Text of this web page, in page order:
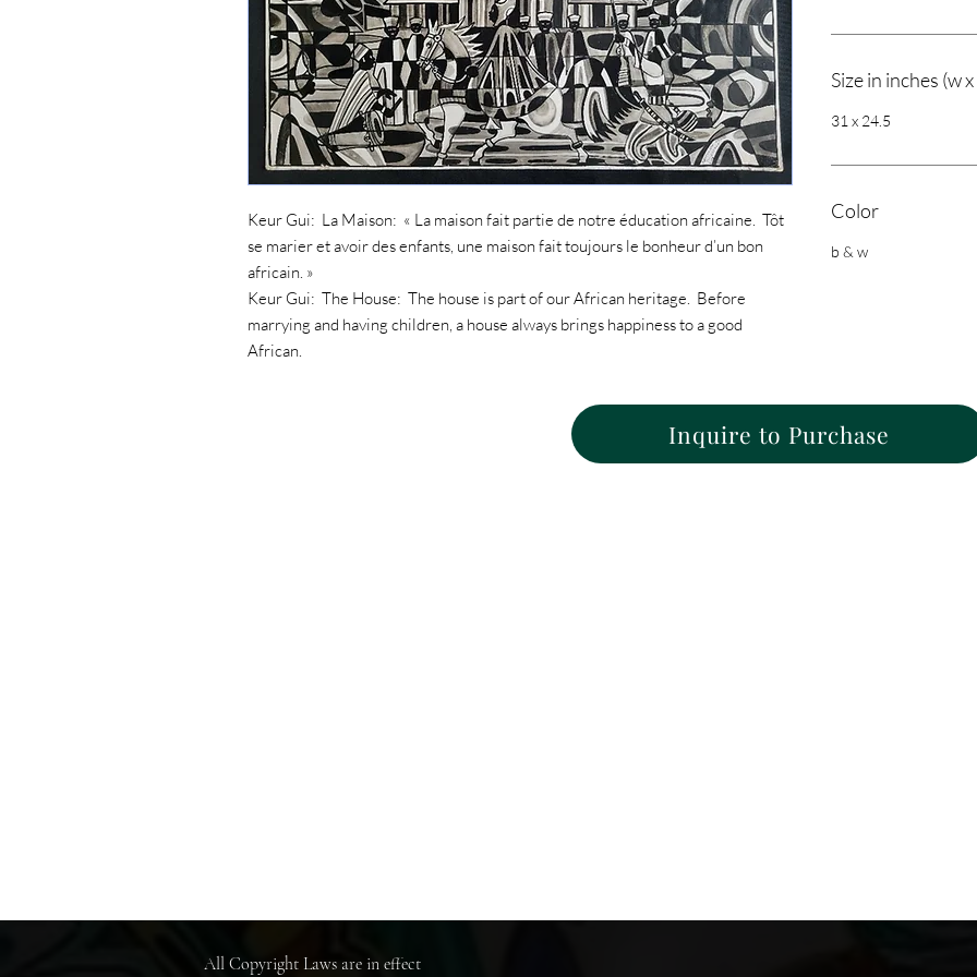
Keur Gui:  La Maison:  « La maison fait partie de notre éducation africaine.  Tôt
se marier et avoir des enfants, une maison fait toujours le bonheur d’un bon
africain. »
Keur Gui:  The House:  The house is part of our African heritage.  Before
marrying and having children, a house always brings happiness to a good
African.
Size in inches (w
31 x 24.5
Color
b & w
Inquire to Purchase
All Copyright Laws are in effect